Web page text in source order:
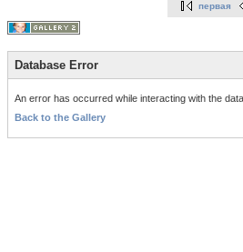
первая
Database Error
An error has occurred while interacting with the
Back to the Gallery